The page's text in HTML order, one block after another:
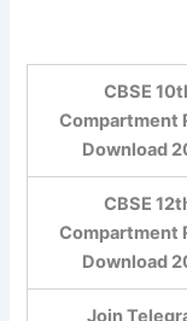
CBSE
Compartment
Download
CBSE
Compartment
Download
Join